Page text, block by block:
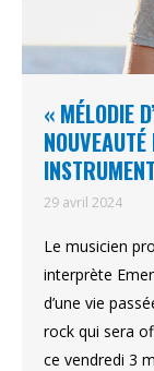
« MÉLODIE
29 avril 2024
Le musicien
interprète
d’une vie
rock qui sera
ce vendredi 3